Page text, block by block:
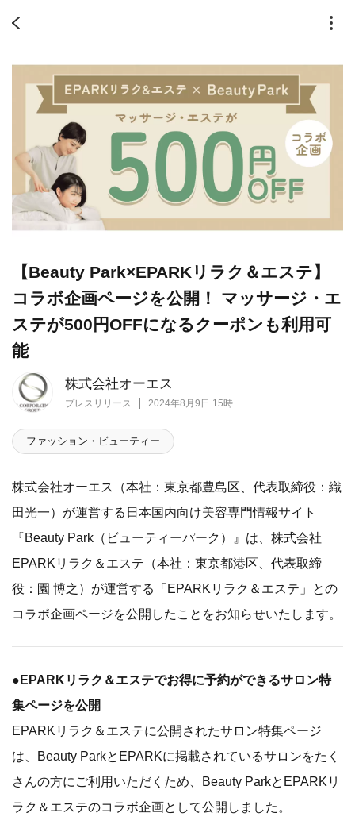
株式会社オーエス
プレスリリース 2024年8月9日 15時
【Beauty Park×EPARKリラク＆エステ】
コラボ企画ページを公開！ マッサージ・エ
ステが500円OFFになるクーポンも利用可
能
ファッション・ビューティー
株式会社オーエス（本社：東京都豊島区、代表取締役：織
田光一）が運営する日本国内向け美容専門情報サイト
『Beauty Park（ビューティーパーク）』は、株式会社
EPARKリラク＆エステ（本社：東京都港区、代表取締
役：園 博之）が運営する「EPARKリラク＆エステ」との
コラボ企画ページを公開したことをお知らせいたします。
●EPARKリラク＆エステでお得に予約ができるサロン特
集ページを公開
EPARKリラク＆エステに公開されたサロン特集ページ
は、Beauty ParkとEPARKに掲載されているサロンをたく
さんの方にご利用いただくため、Beauty ParkとEPARKリ
ラク＆エステのコラボ企画として公開しました。